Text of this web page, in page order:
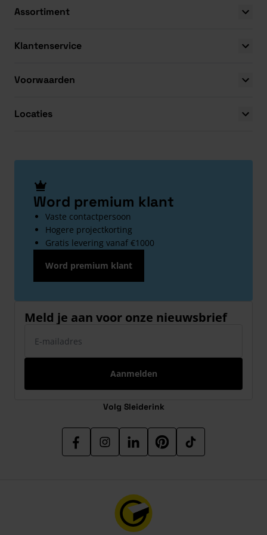
Assortiment
Klantenservice
Voorwaarden
Locaties
Word premium klant
Vaste contactpersoon
Hogere projectkorting
Gratis levering vanaf €1000
Word premium klant
Meld je aan voor onze nieuwsbrief
Aanmelden
Volg Sleiderink